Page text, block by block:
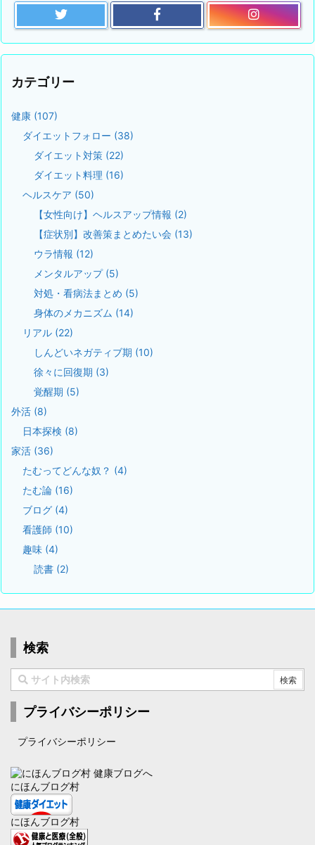
カテゴリー
健康 (107)
ダイエットフォロー (38)
ダイエット対策 (22)
ダイエット料理 (16)
ヘルスケア (50)
【女性向け】ヘルスアップ情報 (2)
【症状別】改善策まとめたい会 (13)
ウラ情報 (12)
メンタルアップ (5)
対処・看病法まとめ (5)
身体のメカニズム (14)
リアル (22)
しんどいネガティブ期 (10)
徐々に回復期 (3)
覚醒期 (5)
外活 (8)
日本探検 (8)
家活 (36)
たむってどんな奴？ (4)
たむ論 (16)
ブログ (4)
看護師 (10)
趣味 (4)
読書 (2)
検索
プライバシーポリシー
プライバシーポリシー
にほんブログ村
にほんブログ村